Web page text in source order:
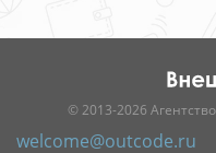
РАЗРАБОТКА
© 2013-2026
welcome@outcode.ru